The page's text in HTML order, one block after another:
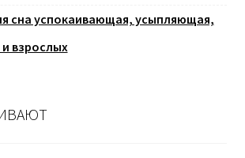
сна успокаивающая, усыпляющая,
взрослых